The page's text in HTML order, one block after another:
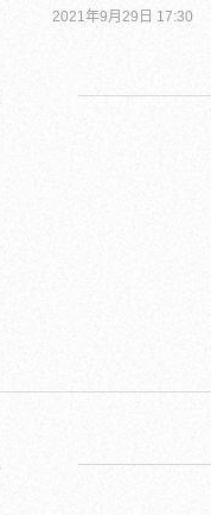
2021年9月29日 17:30